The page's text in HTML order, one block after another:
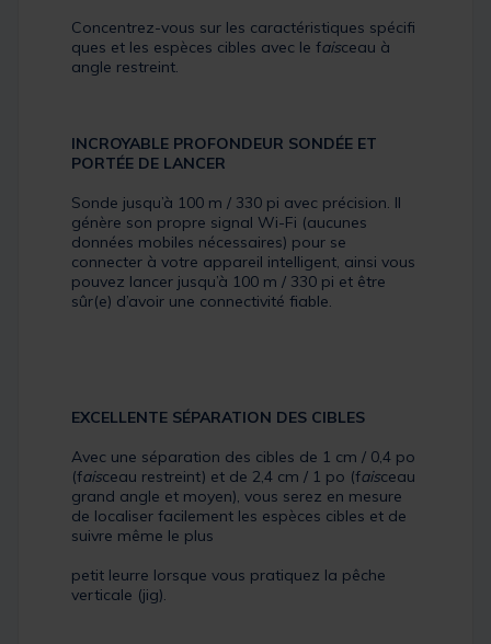
Concentrez-vous sur les caractéristiques spécifi
ques et les espèces cibles avec le faisceau à
angle restreint.
INCROYABLE PROFONDEUR SONDÉE ET
PORTÉE DE LANCER
Sonde jusqu’à 100 m / 330 pi avec précision. Il
génère son propre signal Wi-Fi (aucunes
données mobiles nécessaires) pour se
connecter à votre appareil intelligent, ainsi vous
pouvez lancer jusqu’à 100 m / 330 pi et être
sûr(e) d’avoir une connectivité fiable.
EXCELLENTE SÉPARATION DES CIBLES
Avec une séparation des cibles de 1 cm / 0,4 po
(faisceau restreint) et de 2,4 cm / 1 po (faisceau
grand angle et moyen), vous serez en mesure
de localiser facilement les espèces cibles et de
suivre même le plus
petit leurre lorsque vous pratiquez la pêche
verticale (jig).